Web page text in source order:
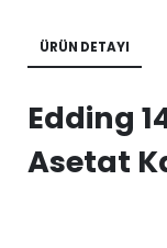
ÜRÜN DETAYI
Edding
Asetat